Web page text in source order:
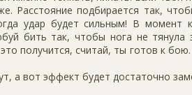
Расстояние подбирается так,
удар будет сильным! В момент
бить так, чтобы нога не
получится, считай, ты готов к
а вот эффект будет достаточно